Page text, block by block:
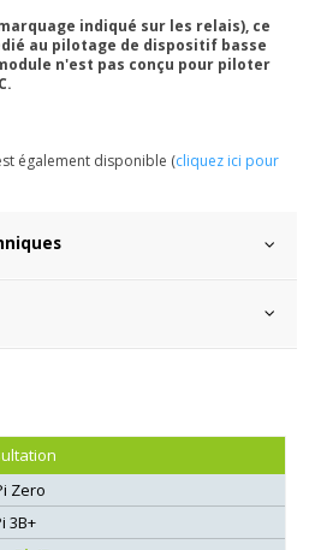
indiqué sur les relais), ce
au pilotage de dispositif basse
n'est pas conçu pour piloter
également disponible (cliquez ici pour
Zero
3B+